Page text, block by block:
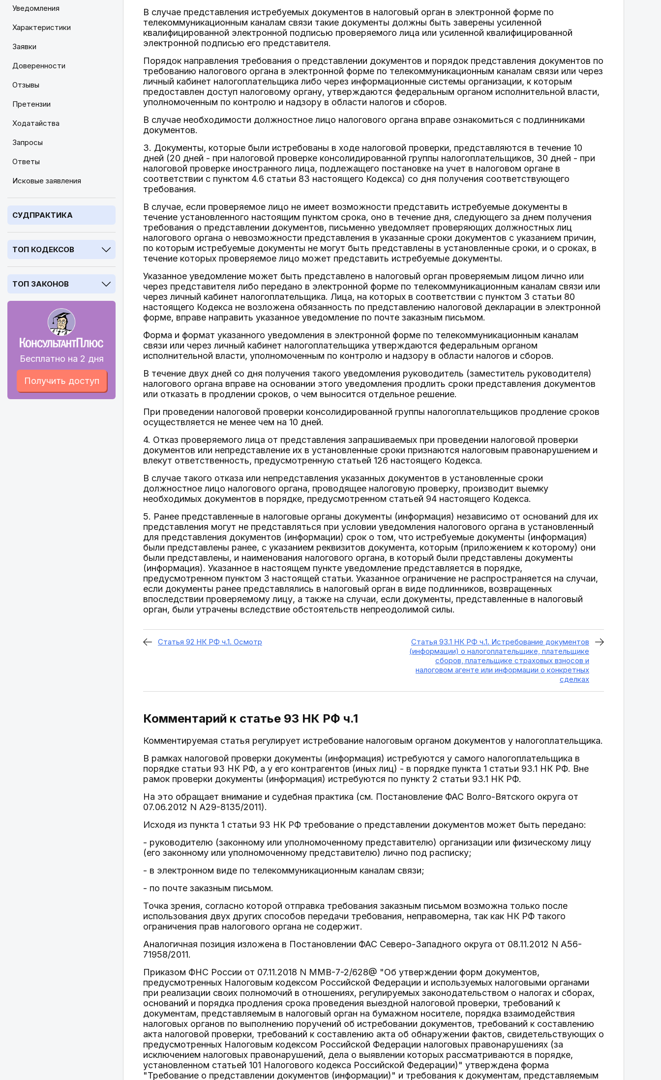
Уведомления
Характеристики
Заявки
Доверенности
Отзывы
Претензии
Ходатайства
Запросы
Ответы
Исковые заявления
СУДПРАКТИКА
ТОП КОДЕКСОВ
ТОП ЗАКОНОВ
Бесплатно на 2 дня
Получить доступ
В случае представления истребуемых документов в налоговый орган в электронной форме по
телекоммуникационным каналам связи такие документы должны быть заверены усиленной
квалифицированной электронной подписью проверяемого лица или усиленной квалифицированной
электронной подписью его представителя.
Порядок направления требования о представлении документов и порядок представления документов по
требованию налогового органа в электронной форме по телекоммуникационным каналам связи или через
личный кабинет налогоплательщика либо через информационные системы организации, к которым
предоставлен доступ налоговому органу, утверждаются федеральным органом исполнительной власти,
уполномоченным по контролю и надзору в области налогов и сборов.
В случае необходимости должностное лицо налогового органа вправе ознакомиться с подлинниками
документов.
3. Документы, которые были истребованы в ходе налоговой проверки, представляются в течение 10
дней (20 дней - при налоговой проверке консолидированной группы налогоплательщиков, 30 дней - при
налоговой проверке иностранного лица, подлежащего постановке на учет в налоговом органе в
соответствии с пунктом 4.6 статьи 83 настоящего Кодекса) со дня получения соответствующего
требования.
В случае, если проверяемое лицо не имеет возможности представить истребуемые документы в
течение установленного настоящим пунктом срока, оно в течение дня, следующего за днем получения
требования о представлении документов, письменно уведомляет проверяющих должностных лиц
налогового органа о невозможности представления в указанные сроки документов с указанием причин,
по которым истребуемые документы не могут быть представлены в установленные сроки, и о сроках, в
течение которых проверяемое лицо может представить истребуемые документы.
Указанное уведомление может быть представлено в налоговый орган проверяемым лицом лично или
через представителя либо передано в электронной форме по телекоммуникационным каналам связи или
через личный кабинет налогоплательщика. Лица, на которых в соответствии с пунктом 3 статьи 80
настоящего Кодекса не возложена обязанность по представлению налоговой декларации в электронной
форме, вправе направить указанное уведомление по почте заказным письмом.
Форма и формат указанного уведомления в электронной форме по телекоммуникационным каналам
связи или через личный кабинет налогоплательщика утверждаются федеральным органом
исполнительной власти, уполномоченным по контролю и надзору в области налогов и сборов.
В течение двух дней со дня получения такого уведомления руководитель (заместитель руководителя)
налогового органа вправе на основании этого уведомления продлить сроки представления документов
или отказать в продлении сроков, о чем выносится отдельное решение.
При проведении налоговой проверки консолидированной группы налогоплательщиков продление сроков
осуществляется не менее чем на 10 дней.
4. Отказ проверяемого лица от представления запрашиваемых при проведении налоговой проверки
документов или непредставление их в установленные сроки признаются налоговым правонарушением и
влекут ответственность, предусмотренную статьей 126 настоящего Кодекса.
В случае такого отказа или непредставления указанных документов в установленные сроки
должностное лицо налогового органа, проводящее налоговую проверку, производит выемку
необходимых документов в порядке, предусмотренном статьей 94 настоящего Кодекса.
5. Ранее представленные в налоговые органы документы (информация) независимо от оснований для их
представления могут не представляться при условии уведомления налогового органа в установленный
для представления документов (информации) срок о том, что истребуемые документы (информация)
были представлены ранее, с указанием реквизитов документа, которым (приложением к которому) они
были представлены, и наименования налогового органа, в который были представлены документы
(информация). Указанное в настоящем пункте уведомление представляется в порядке,
предусмотренном пунктом 3 настоящей статьи. Указанное ограничение не распространяется на случаи,
если документы ранее представлялись в налоговый орган в виде подлинников, возвращенных
впоследствии проверяемому лицу, а также на случаи, если документы, представленные в налоговый
орган, были утрачены вследствие обстоятельств непреодолимой силы.
Статья 92 НК РФ ч.1. Осмотр
Статья 93.1 НК РФ ч.1. Истребование документов
(информации) о налогоплательщике, плательщике
сборов, плательщике страховых взносов и
налоговом агенте или информации о конкретных
сделках
Комментарий к статье 93 НК РФ ч.1
Комментируемая статья регулирует истребование налоговым органом документов у налогоплательщика.
В рамках налоговой проверки документы (информация) истребуются у самого налогоплательщика в
порядке статьи 93 НК РФ, а у его контрагентов (иных лиц) - в порядке пункта 1 статьи 93.1 НК РФ. Вне
рамок проверки документы (информация) истребуются по пункту 2 статьи 93.1 НК РФ.
На это обращает внимание и судебная практика (см. Постановление ФАС Волго-Вятского округа от
07.06.2012 N А29-8135/2011).
Исходя из пункта 1 статьи 93 НК РФ требование о представлении документов может быть передано:
- руководителю (законному или уполномоченному представителю) организации или физическому лицу
(его законному или уполномоченному представителю) лично под расписку;
- в электронном виде по телекоммуникационным каналам связи;
- по почте заказным письмом.
Точка зрения, согласно которой отправка требования заказным письмом возможна только после
использования двух других способов передачи требования, неправомерна, так как НК РФ такого
ограничения прав налогового органа не содержит.
Аналогичная позиция изложена в Постановлении ФАС Северо-Западного округа от 08.11.2012 N А56-
71958/2011.
Приказом ФНС России от 07.11.2018 N ММВ-7-2/628@ "Об утверждении форм документов,
предусмотренных Налоговым кодексом Российской Федерации и используемых налоговыми органами
при реализации своих полномочий в отношениях, регулируемых законодательством о налогах и сборах,
оснований и порядка продления срока проведения выездной налоговой проверки, требований к
документам, представляемым в налоговый орган на бумажном носителе, порядка взаимодействия
налоговых органов по выполнению поручений об истребовании документов, требований к составлению
акта налоговой проверки, требований к составлению акта об обнаружении фактов, свидетельствующих о
предусмотренных Налоговым кодексом Российской Федерации налоговых правонарушениях (за
исключением налоговых правонарушений, дела о выявлении которых рассматриваются в порядке,
установленном статьей 101 Налогового кодекса Российской Федерации)" утверждена форма
"Требование о представлении документов (информации)" и требования к документам, представляемым